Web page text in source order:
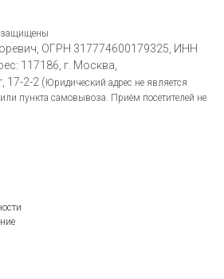
защищены
ОГРН 317774600179325, ИНН
117186, г. Москва,
17-2-2 ( Юридический адрес не является
пункта самовывоза. Приём посетителей не